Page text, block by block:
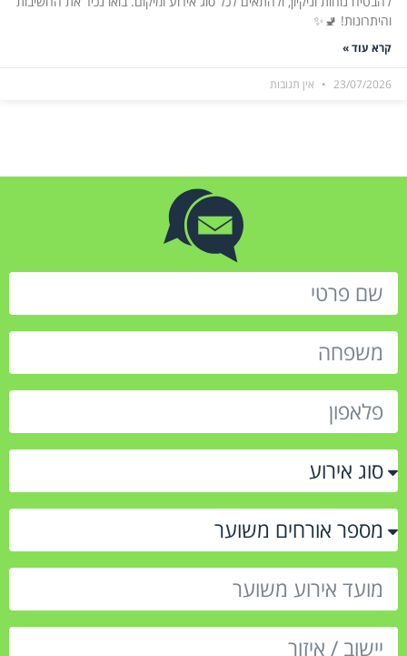
והיתרונות! 🚽✨
קרא עוד »
23/07/2026 אין תגובות